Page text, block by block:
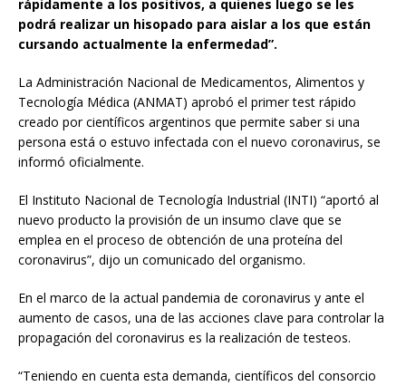
rápidamente a los positivos, a quienes luego se les
podrá realizar un hisopado para aislar a los que están
cursando actualmente la enfermedad”.
La Administración Nacional de Medicamentos, Alimentos y
Tecnología Médica (ANMAT) aprobó el primer test rápido
creado por científicos argentinos que permite saber si una
persona está o estuvo infectada con el nuevo coronavirus, se
informó oficialmente.
El Instituto Nacional de Tecnología Industrial (INTI) “aportó al
nuevo producto la provisión de un insumo clave que se
emplea en el proceso de obtención de una proteína del
coronavirus”, dijo un comunicado del organismo.
En el marco de la actual pandemia de coronavirus y ante el
aumento de casos, una de las acciones clave para controlar la
propagación del coronavirus es la realización de testeos.
“Teniendo en cuenta esta demanda, científicos del consorcio